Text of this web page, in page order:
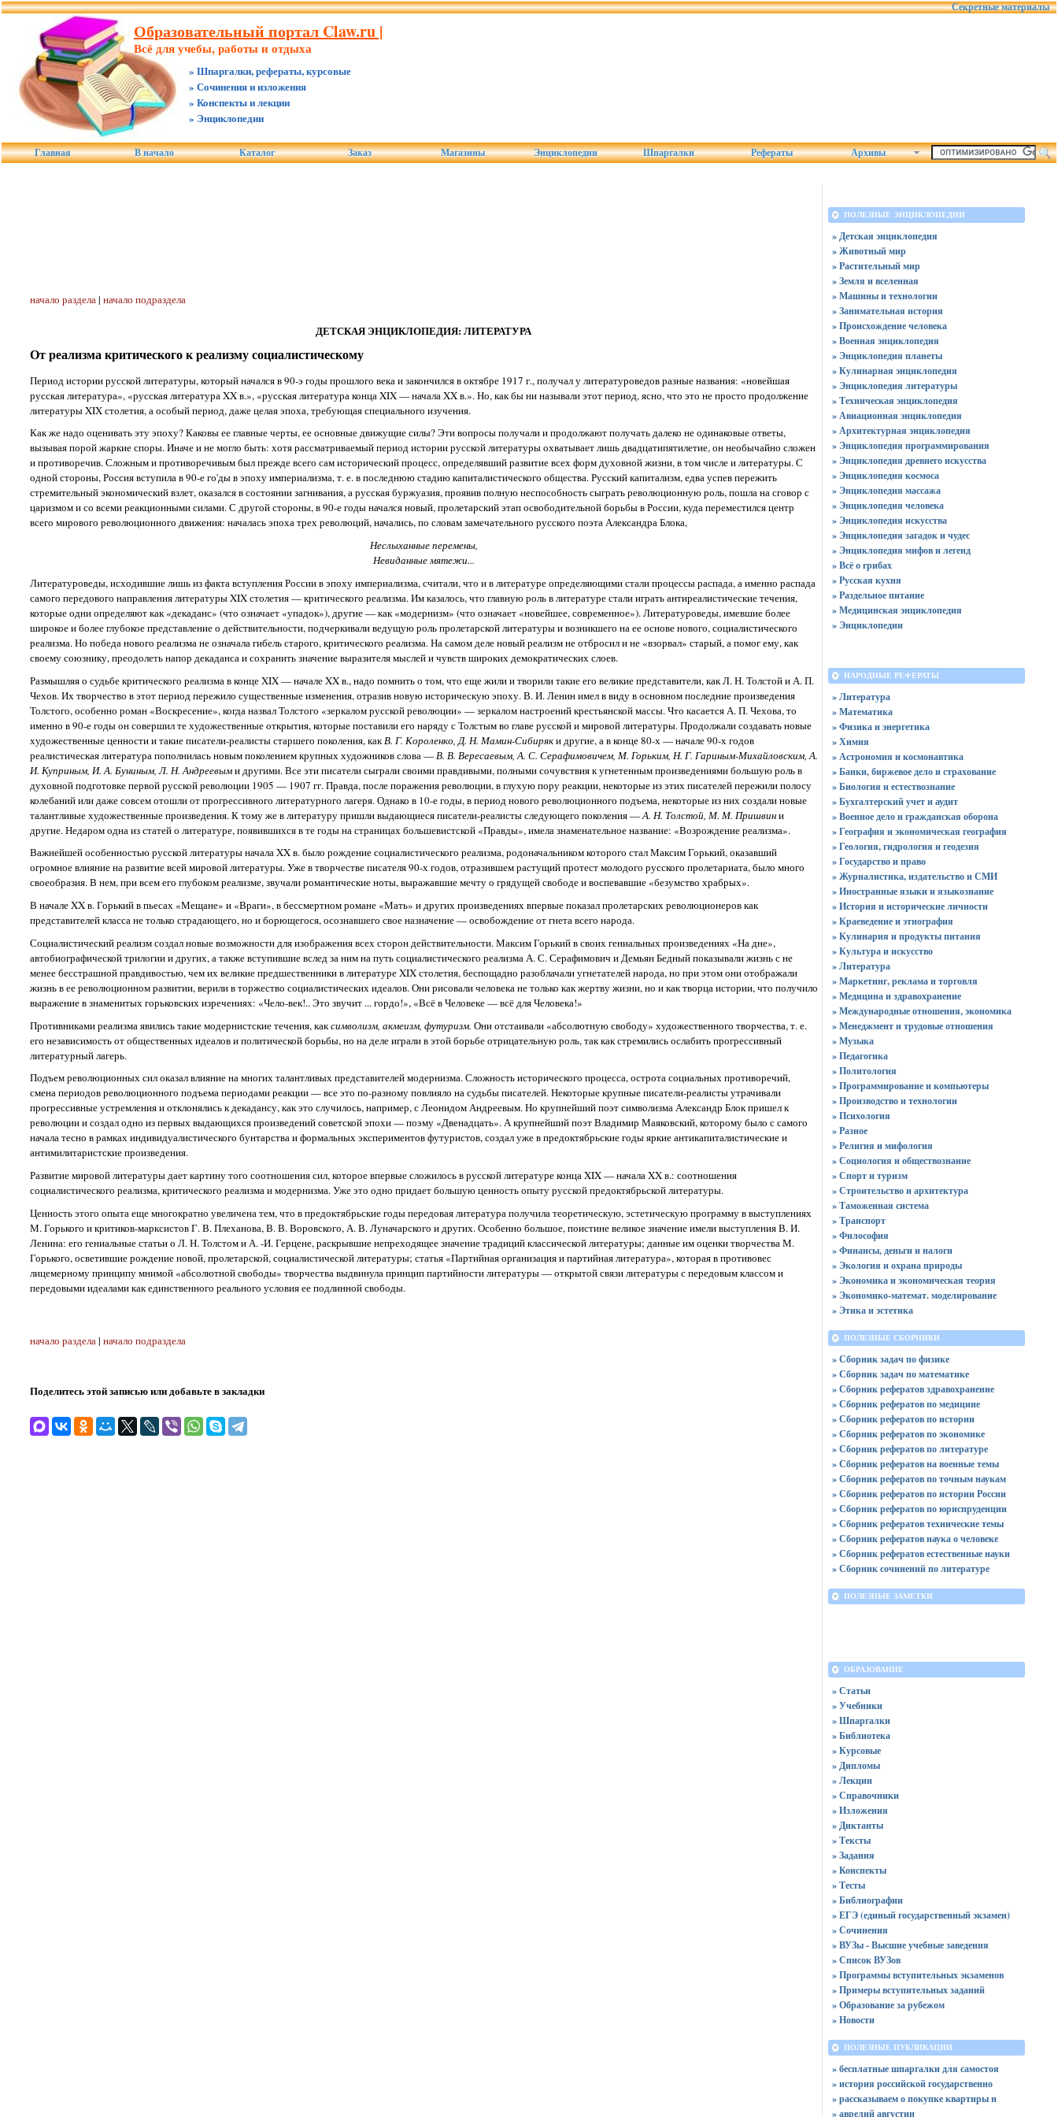
Секретные материалы
Образовательный портал Claw.ru |
Всё для учебы, работы и отдыха
» Шпаргалки, рефераты, курсовые
» Сочинения и изложения
» Конспекты и лекции
» Энциклопедии
Главная В начало Каталог Заказ Магазины Энциклопедии Шпаргалки Рефераты Архивы
начало раздела| начало подраздела
ДЕТСКАЯ ЭНЦИКЛОПЕДИЯ: ЛИТЕРАТУРА
От реализма критического к реализму социалистическому
Период истории русской литературы, который начался в 90-э годы прошлого века и закончился в октябре 1917 г., получал у литературоведов разные названия: «новейшая
русская литература», «русская литература XX в.», «русская литература конца XIX — начала XX в.». Но, как бы ни называли этот период, ясно, что это не просто продолжение
литературы XIX столетия, а особый период, даже целая эпоха, требующая специального изучения.
Как же надо оценивать эту эпоху? Каковы ее главные черты, ее основные движущие силы? Эти вопросы получали и продолжают получать далеко не одинаковые ответы,
вызывая порой жаркие споры. Иначе и не могло быть: хотя рассматриваемый период истории русской литературы охватывает лишь двадцатипятилетие, он необычайно сложен
и противоречив. Сложным и противоречивым был прежде всего сам исторический процесс, определявший развитие всех форм духовной жизни, в том числе и литературы. С
одной стороны, Россия вступила в 90-е го'ды в эпоху империализма, т. е. в последнюю стадию капиталистического общества. Русский капитализм, едва успев пережить
стремительный экономический взлет, оказался в состоянии загнивания, а русская буржуазия, проявив полную неспособность сыграть революционную роль, пошла на сговор с
царизмом и со всеми реакционными силами. С другой стороны, в 90-е годы начался новый, пролетарский этап освободительной борьбы в России, куда переместился центр
всего мирового революционного движения: началась эпоха трех революций, начались, по словам замечательного русского поэта Александра Блока,
Неслыханные перемены,
Невиданные мятежи...
Литературоведы, исходившие лишь из факта вступления России в эпоху империализма, считали, что и в литературе определяющими стали процессы распада, а именно распада
самого передового направления литературы XIX столетия — критического реализма. Им казалось, что главную роль в литературе стали играть антиреалистические течения,
которые одни определяют как «декаданс» (что означает «упадок»), другие — как «модернизм» (что означает «новейшее, современное»). Литературоведы, имевшие более
широкое и более глубокое представление о действительности, подчеркивали ведущую роль пролетарской литературы и возникшего на ее основе нового, социалистического
реализма. Но победа нового реализма не означала гибель старого, критического реализма. На самом деле новый реализм не отбросил и не «взорвал» старый, а помог ему, как
своему союзнику, преодолеть напор декаданса и сохранить значение выразителя мыслей и чувств широких демократических слоев.
Размышляя о судьбе критического реализма в конце XIX — начале XX в., надо помнить о том, что еще жили и творили такие его великие представители, как Л. Н. Толстой и А. П.
Чехов. Их творчество в этот период пережило существенные изменения, отразив новую историческую эпоху. В. И. Ленин имел в виду в основном последние произведения
Толстого, особенно роман «Воскресение», когда назвал Толстого «зеркалом русской революции» — зеркалом настроений крестьянской массы. Что касается А. П. Чехова, то
именно в 90-е годы он совершил те художественные открытия, которые поставили его наряду с Толстым во главе русской и мировой литературы. Продолжали создавать новые
художественные ценности и такие писатели-реалисты старшего поколения, какВ. Г. Короленко, Д. Н. Мамин-Сибиряки другие, а в конце 80-х — начале 90-х годов
реалистическая литература пополнилась новым поколением крупных художников слова —В. В. Вересаевым, А. С. Серафимовичем, М. Горьким, Н. Г. Гариным-Михайловским, А.
И. Куприным, И. А. Буниным, Л. Н. Андреевыми другими. Все эти писатели сыграли своими правдивыми, полными сочувствия к угнетенным произведениями большую роль в
духовной подготовке первой русской революции 1905 — 1907 гг. Правда, после поражения революции, в глухую пору реакции, некоторые из этих писателей пережили полосу
колебаний или даже совсем отошли от прогрессивного литературного лагеря. Однако в 10-е годы, в период нового революционного подъема, некоторые из них создали новые
талантливые художественные произведения. К тому же в литературу пришли выдающиеся писатели-реалисты следующего поколения —А. Н. Толстой, М. М. Пришвини
другие. Недаром одна из статей о литературе, появившихся в те годы на страницах большевистской «Правды», имела знаменательное название: «Возрождение реализма».
Важнейшей особенностью русской литературы начала XX в. было рождение социалистического реализма, родоначальником которого стал Максим Горький, оказавший
огромное влияние на развитие всей мировой литературы. Уже в творчестве писателя 90-х годов, отразившем растущий протест молодого русского пролетариата, было много
своеобразия. В нем, при всем его глубоком реализме, звучали романтические ноты, выражавшие мечту о грядущей свободе и воспевавшие «безумство храбрых».
В начале XX в. Горький в пьесах «Мещане» и «Враги», в бессмертном романе «Мать» и других произведениях впервые показал пролетарских революционеров как
представителей класса не только страдающего, но и борющегося, осознавшего свое назначение — освобождение от гнета всего народа.
Социалистический реализм создал новые возможности для изображения всех сторон действительности. Максим Горький в своих гениальных произведениях «На дне»,
автобиографической трилогии и других, а также вступившие вслед за ним на путь социалистического реализма А. С. Серафимович и Демьян Бедный показывали жизнь с не
менее бесстрашной правдивостью, чем их великие предшественники в литературе XIX столетия, беспощадно разоблачали угнетателей народа, но при этом они отображали
жизнь в ее революционном развитии, верили в торжество социалистических идеалов. Они рисовали человека не только как жертву жизни, но и как творца истории, что получило
выражение в знаменитых горьковских изречениях: «Чело-век!.. Это звучит ... гордо!», «Всё в Человеке — всё для Человека!»
Противниками реализма явились такие модернистские течения, каксимволизм, акмеизм, футуризм. Они отстаивали «абсолютную свободу» художественного творчества, т. е.
его независимость от общественных идеалов и политической борьбы, но на деле играли в этой борьбе отрицательную роль, так как стремились ослабить прогрессивный
литературный лагерь.
Подъем революционных сил оказал влияние на многих талантливых представителей модернизма. Сложность исторического процесса, острота социальных противоречий,
смена периодов революционного подъема периодами реакции — все это по-разному повлияло на судьбы писателей. Некоторые крупные писатели-реалисты утрачивали
прогрессивные устремления и отклонялись к декадансу, как это случилось, например, с Леонидом Андреевым. Но крупнейший поэт символизма Александр Блок пришел к
революции и создал одно из первых выдающихся произведений советской эпохи — поэму «Двенадцать». А крупнейший поэт Владимир Маяковский, которому было с самого
начала тесно в рамках индивидуалистического бунтарства и формальных экспериментов футуристов, создал уже в предоктябрьские годы яркие антикапиталистические и
антимилитаристские произведения.
Развитие мировой литературы дает картину того соотношения сил, которое впервые сложилось в русской литературе конца XIX — начала XX в.: соотношения
социалистического реализма, критического реализма и модернизма. Уже это одно придает большую ценность опыту русской предоктябрьской литературы.
Ценность этого опыта еще многократно увеличена тем, что в предоктябрьские годы передовая литература получила теоретическую, эстетическую программу в выступлениях
М. Горького и критиков-марксистов Г. В. Плеханова, В. В. Воровского, А. В. Луначарского и других. Особенно большое, поистине великое значение имели выступления В. И.
Ленина: его гениальные статьи о Л. Н. Толстом и А. -И. Герцене, раскрывшие непреходящее значение традиций классической литературы; данные им оценки творчества М.
Горького, осветившие рождение новой, пролетарской, социалистической литературы; статья «Партийная организация и партийная литература», которая в противовес
лицемерному принципу мнимой «абсолютной свободы» творчества выдвинула принцип партийности литературы — открытой связи литературы с передовым классом и
передовыми идеалами как единственного реального условия ее подлинной свободы.
начало раздела| начало подраздела
Поделитесь этой записью или добавьте в закладки
ПОЛЕЗНЫЕ ЭНЦИКЛОПЕДИИ
» Детская энциклопедия
» Животный мир
» Растительный мир
» Земля и вселенная
» Машины и технологии
» Занимательная история
» Происхождение человека
» Военная энциклопедия
» Энциклопедия планеты
» Кулинарная энциклопедия
» Энциклопедия литературы
» Техническая энциклопедия
» Авиационная энциклопедия
» Архитектурная энциклопедия
» Энциклопедия программирования
» Энциклопедия древнего искусства
» Энциклопедия космоса
» Энциклопедия массажа
» Энциклопедия человека
» Энциклопедия искусства
» Энциклопедия загадок и чудес
» Энциклопедия мифов и легенд
» Всё о грибах
» Русская кухня
» Раздельное питание
» Медицинская энциклопедия
» Энциклопедии
НАРОДНЫЕ РЕФЕРАТЫ
» Литература
» Математика
» Физика и энергетика
» Химия
» Астрономия и космонавтика
» Банки, биржевое дело и страхование
» Биология и естествознание
» Бухгалтерский учет и аудит
» Военное дело и гражданская оборона
» География и экономическая география
» Геология, гидрология и геодезия
» Государство и право
» Журналистика, издательство и СМИ
» Иностранные языки и языкознание
» История и исторические личности
» Краеведение и этнография
» Кулинария и продукты питания
» Культура и искусство
» Литература
» Маркетинг, реклама и торговля
» Медицина и здравохранение
» Международные отношения, экономика
» Менеджмент и трудовые отношения
» Музыка
» Педагогика
» Политология
» Программирование и компьютеры
» Производство и технологии
» Психология
» Разное
» Религия и мифология
» Социология и обществознание
» Спорт и туризм
» Строительство и архитектура
» Таможенная система
» Транспорт
» Философия
» Финансы, деньги и налоги
» Экология и охрана природы
» Экономика и экономическая теория
» Экономико-математ. моделирование
» Этика и эстетика
ПОЛЕЗНЫЕ СБОРНИКИ
» Сборник задач по физике
» Сборник задач по математике
» Сборник рефератов здравохранение
» Сборник рефератов по медицине
» Сборник рефератов по истории
» Сборник рефератов по экономике
» Сборник рефератов по литературе
» Сборник рефератов на военные темы
» Сборник рефератов по точным наукам
» Сборник рефератов по истории России
» Сборник рефератов по юриспруденции
» Сборник рефератов технические темы
» Сборник рефератов наука о человеке
» Сборник рефератов естественные науки
» Сборник сочинений по литературе
ПОЛЕЗНЫЕ ЗАМЕТКИ
ОБРАЗОВАНИЕ
» Статьи
» Учебники
» Шпаргалки
» Библиотека
» Курсовые
» Дипломы
» Лекции
» Справочники
» Изложения
» Диктанты
» Тексты
» Задания
» Конспекты
» Тесты
» Библиографии
» ЕГЭ (единый государственный экзамен)
» Сочинения
» ВУЗы - Высшие учебные заведения
» Список ВУЗов
» Программы вступительных экзаменов
» Примеры вступительных заданий
» Образование за рубежом
» Новости
ПОЛЕЗНЫЕ ПУБЛИКАЦИИ
» бесплатные шпаргалки для самостоя
» история российской государственно
» рассказываем о покупке квартиры н
» аврелий августин